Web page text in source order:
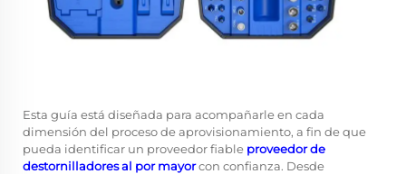
Esta guía está diseñada para acompañarle en cada
dimensión del proceso de aprovisionamiento, a fin de que
pueda identificar un proveedor fiable proveedor de
destornilladores al por mayorcon confianza. Desde